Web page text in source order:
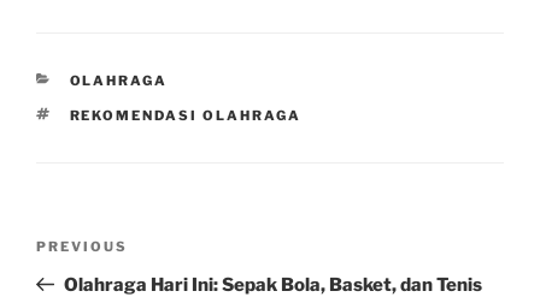
CATEGORIES
OLAHRAGA
TAGS
REKOMENDASI OLAHRAGA
Previous
Post
PREVIOUS
Olahraga Hari Ini: Sepak Bola, Basket, dan Tenis